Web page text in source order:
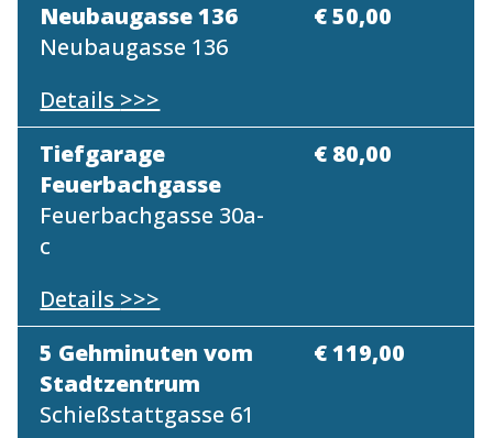
Neubaugasse 136
Neubaugasse 136
Details >>>
€ 50,00
Tiefgarage
Feuerbachgasse
Feuerbachgasse 30a-
c
Details >>>
€ 80,00
5 Gehminuten vom
Stadtzentrum
Schießstattgasse 61
€ 119,00